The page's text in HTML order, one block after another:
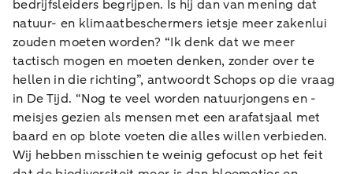
bedrijfsleiders begrijpen. Is hij dan van mening dat
natuur- en klimaatbeschermers ietsje meer zakenlui
zouden moeten worden? “Ik denk dat we meer
tactisch mogen en moeten denken, zonder over te
hellen in die richting”, antwoordt Schops op die vraag
in De Tijd. “Nog te veel worden natuurjongens en -
meisjes gezien als mensen met een arafatsjaal met
baard en op blote voeten die alles willen verbieden.
Wij hebben misschien te weinig gefocust op het feit